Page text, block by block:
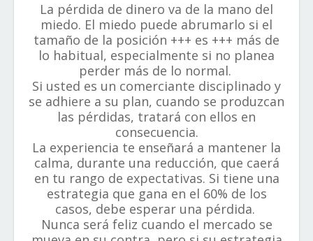
La pérdida de dinero va de la mano del
miedo. El miedo puede abrumarlo si el
tamaño de la posición +++ es +++ más de
lo habitual, especialmente si no planea
perder más de lo normal.
Si usted es un comerciante disciplinado y
se adhiere a su plan, cuando se produzcan
las pérdidas, tratará con ellos en
consecuencia.
La experiencia te enseñará a mantener la
calma, durante una reducción, que caerá
en tu rango de expectativas. Si tiene una
estrategia que gana en el 60% de los
casos, debe esperar una pérdida.
Nunca será feliz cuando el mercado se